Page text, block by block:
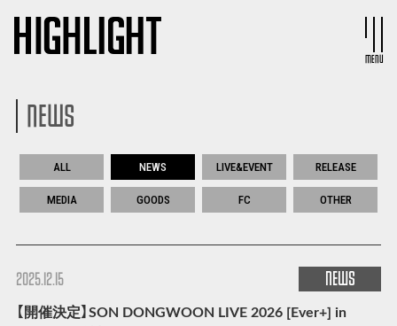
MENU
NEWS
ALL NEWS LIVE&EVENT RELEASE
MEDIA GOODS FC OTHER
2025.12.15 NEWS
【開催決定】SON DONGWOON LIVE 2026 [Ever+] in